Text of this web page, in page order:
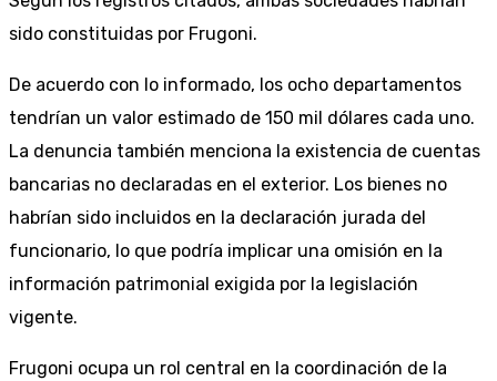
sido constituidas por Frugoni.
De acuerdo con lo informado, los ocho departamentos
tendrían un valor estimado de 150 mil dólares cada uno.
La denuncia también menciona la existencia de cuentas
bancarias no declaradas en el exterior. Los bienes no
habrían sido incluidos en la declaración jurada del
funcionario, lo que podría implicar una omisión en la
información patrimonial exigida por la legislación
vigente.
Frugoni ocupa un rol central en la coordinación de la